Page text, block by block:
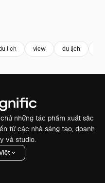
lịch view du lịch
những tác phẩm xuất sắc
từ các nhà sáng tạo, doanh
và studio.